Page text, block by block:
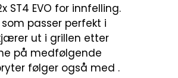
ST4 EVO for innfelling.
passer perfekt i
ut i grillen etter
på medfølgende
følger også med .